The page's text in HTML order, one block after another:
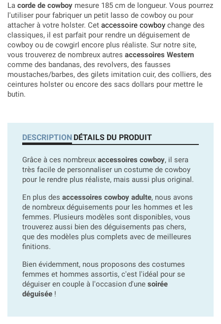
La corde de cowboy mesure 185 cm de longueur. Vous pourrez
l'utiliser pour fabriquer un petit lasso de cowboy ou pour
attacher à votre holster. Cet accessoire cowboy change des
classiques, il est parfait pour rendre un déguisement de
cowboy ou de cowgirl encore plus réaliste. Sur notre site,
vous trouverez de nombreux autres accessoires Western
comme des bandanas, des revolvers, des fausses
moustaches/barbes, des gilets imitation cuir, des colliers, des
ceintures holster ou encore des sacs dollars pour mettre le
butin.
DESCRIPTION DÉTAILS DU PRODUIT
Grâce à ces nombreux accessoires cowboy, il sera
très facile de personnaliser un costume de cowboy
pour le rendre plus réaliste, mais aussi plus original.
En plus des accessoires cowboy adulte, nous avons
de nombreux déguisements pour les hommes et les
femmes. Plusieurs modèles sont disponibles, vous
trouverez aussi bien des déguisements pas chers,
que des modèles plus complets avec de meilleures
finitions.
Bien évidemment, nous proposons des costumes
femmes et hommes assortis, c'est l'idéal pour se
déguiser en couple à l'occasion d'une soirée
déguisée !